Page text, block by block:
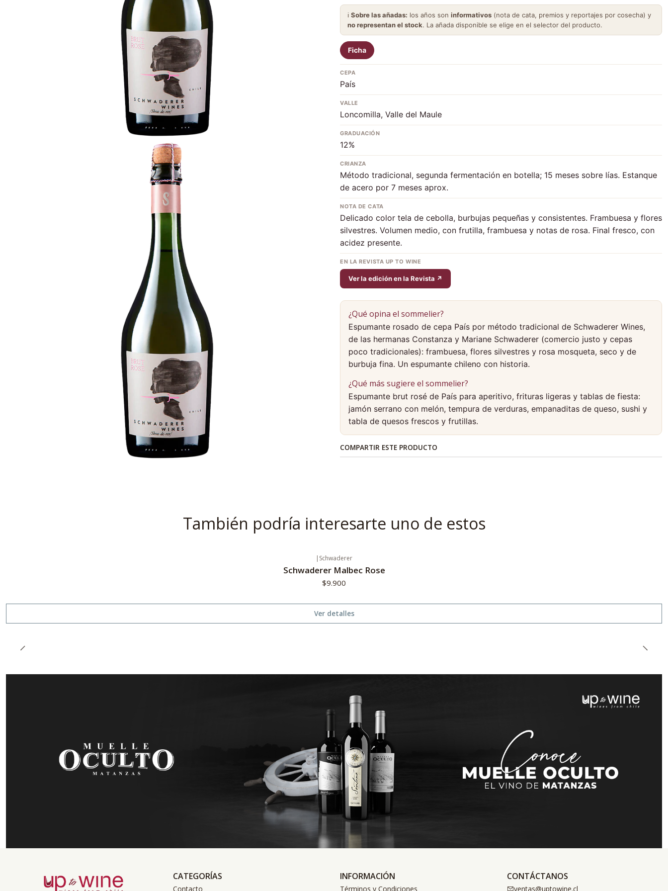
ℹ️ Sobre las añadas: los años son informativos (nota de cata, premios y reportajes por cosecha) y
no representan el stock. La añada disponible se elige en el selector del producto.
Ficha
CEPA
País
VALLE
Loncomilla, Valle del Maule
GRADUACIÓN
12%
CRIANZA
Método tradicional, segunda fermentación en botella; 15 meses sobre lías. Estanque
de acero por 7 meses aprox.
NOTA DE CATA
Delicado color tela de cebolla, burbujas pequeñas y consistentes. Frambuesa y flores
silvestres. Volumen medio, con frutilla, frambuesa y notas de rosa. Final fresco, con
acidez presente.
EN LA REVISTA UP TO WINE
Ver la edición en la Revista ↗
¿Qué opina el sommelier?
Espumante rosado de cepa País por método tradicional de Schwaderer Wines,
de las hermanas Constanza y Mariane Schwaderer (comercio justo y cepas
poco tradicionales): frambuesa, flores silvestres y rosa mosqueta, seco y de
burbuja fina. Un espumante chileno con historia.
¿Qué más sugiere el sommelier?
Espumante brut rosé de País para aperitivo, frituras ligeras y tablas de fiesta:
jamón serrano con melón, tempura de verduras, empanaditas de queso, sushi y
tabla de quesos frescos y frutillas.
COMPARTIR ESTE PRODUCTO
También podría interesarte uno de estos
| Schwaderer
Schwaderer Malbec Rose
$9.900
Ver detalles
CATEGORÍAS
Contacto
INFORMACIÓN
Términos y Condiciones
CONTÁCTANOS
ventas@uptowine.cl